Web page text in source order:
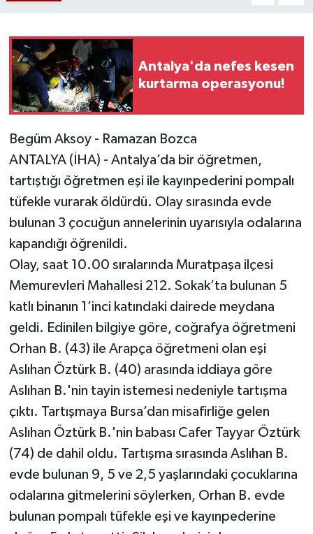
Antalya'da nefes kesen
kurtarma operasyonu!
Begüm Aksoy - Ramazan Bozca
ANTALYA (İHA) - Antalya’da bir öğretmen,
tartıştığı öğretmen eşi ile kayınpederini pompalı
tüfekle vurarak öldürdü. Olay sırasında evde
bulunan 3 çocuğun annelerinin uyarısıyla odalarına
kapandığı öğrenildi.
Olay, saat 10.00 sıralarında Muratpaşa ilçesi
Memurevleri Mahallesi 212. Sokak’ta bulunan 5
katlı binanın 1’inci katındaki dairede meydana
geldi. Edinilen bilgiye göre, coğrafya öğretmeni
Orhan B. (43) ile Arapça öğretmeni olan eşi
Aslıhan Öztürk B. (40) arasında iddiaya göre
Aslıhan B.'nin tayin istemesi nedeniyle tartışma
çıktı. Tartışmaya Bursa’dan misafirliğe gelen
Aslıhan Öztürk B.'nin babası Cafer Tayyar Öztürk
(74) de dahil oldu. Tartışma sırasında Aslıhan B.
evde bulunan 9, 5 ve 2,5 yaşlarındaki çocuklarına
odalarına gitmelerini söylerken, Orhan B. evde
bulunan pompalı tüfekle eşi ve kayınpederine